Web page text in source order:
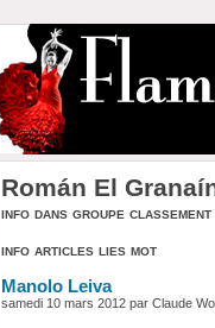
Román El
info dans groupe classement
info articles lies mot
Manolo Leiva
samedi 10 mars 2012 par Claude